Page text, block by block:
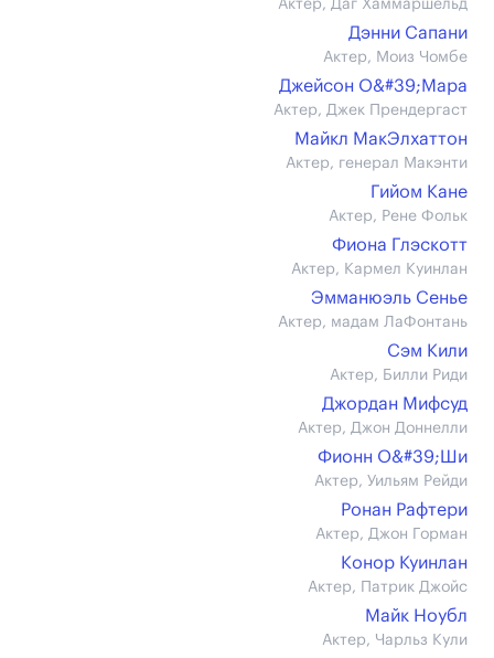
Актер, Даг Хаммаршельд
Дэнни Сапани
Актер, Моиз Чомбе
Джейсон О&#39;Мара
Актер, Джек Прендергаст
Майкл МакЭлхаттон
Актер, генерал Макэнти
Гийом Кане
Актер, Рене Фольк
Фиона Глэскотт
Актер, Кармел Куинлан
Эмманюэль Сенье
Актер, мадам ЛаФонтань
Сэм Кили
Актер, Билли Риди
Джордан Мифсуд
Актер, Джон Доннелли
Фионн О&#39;Ши
Актер, Уильям Рейди
Ронан Рафтери
Актер, Джон Горман
Конор Куинлан
Актер, Патрик Джойс
Майк Ноубл
Актер, Чарльз Кули